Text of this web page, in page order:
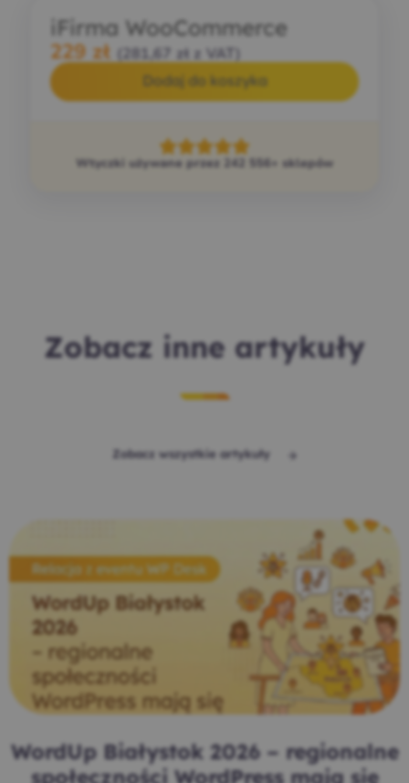
iFirma WooCommerce
229 zł zł
z VAT)
Dodaj do koszyka
Wtyczki używane przez 242 556+ sklepów
Zobacz inne artykuły
Zobacz wszystkie artykuły
WordUp Białystok 2026 – regionalne